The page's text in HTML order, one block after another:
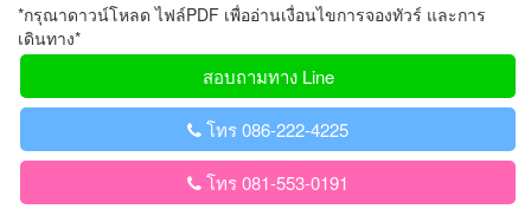
*กรุณาดาวน์โหลด ไฟล์PDF เพื่ออ่านเงื่อนไขการจองทัวร์ และการ
เดินทาง*
สอบถามทาง Line
โทร 086-222-4225
โทร 081-553-0191